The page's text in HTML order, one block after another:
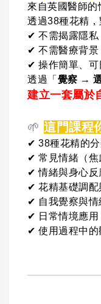
來自英國醫師的
透過38種花精
✔ 不需揭露隱私
✔ 不需醫療背景
✔ 操作簡單、可
透過「 覺察 →
建立一套屬於
🌱 這門課程
✔ 38種花精的
✔ 常見情緒（焦
✔ 情緒與身心反
✔ 花精基礎調配
✔ 自我覺察與情
✔ 日常情境應用
✔ 使用過程中的